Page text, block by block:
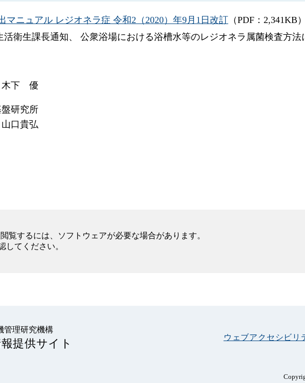
マニュアル レジオネラ症 令和2（2020）年9月1日改訂 （PDF：2,341KB）
衛生課長通知、 公衆浴場における浴槽水等のレジオネラ属菌検査方法
下 優
研究所
口貴弘
覧するには、ソフトウェアが必要な場合があります。
してください。
管理研究機構
提供サイト ウェブアクセシビリ